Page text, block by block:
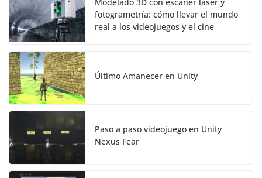
Modelado 3D con escáner láser y
fotogrametría: cómo llevar el mundo
real a los videojuegos y el cine
Último Amanecer en Unity
Paso a paso videojuego en Unity
Nexus Fear